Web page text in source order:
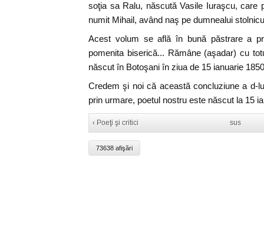
soţia sa Ralu, născută Vasile Iuraşcu, care
numit Mihail, având naş pe dumnealui
Acest volum se află în bună păstrare a
pomenita biserică... Rămâne (aşadar) cu
născut în Botoşani în ziua de 15 ianuarie
Credem şi noi că această concluziune a d-
prin urmare, poetul nostru este născut la 15
‹ Poeţi şi critici sus
73638 afişări